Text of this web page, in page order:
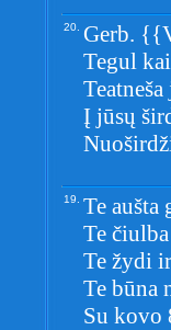
20. Gerb.
Tegul
Į jūsų
19. Te aušta
Te
Te žydi
Te būna
Su kovo